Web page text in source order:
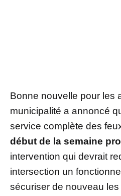
Bonne nouvelle pour les
municipalité a annoncé
service complète des
début de la semaine
intervention qui devrait
intersection un
sécuriser de nouveau